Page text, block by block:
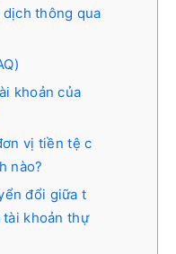
thông qua
khoản của
vị tiền tệ c
nào?
đổi giữa t
tài khoản thự